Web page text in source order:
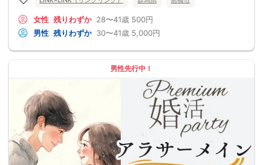
女性 残りわずか 28〜41歳 500円
男性 残りわずか 30〜41歳 5,000円
男性先行中！